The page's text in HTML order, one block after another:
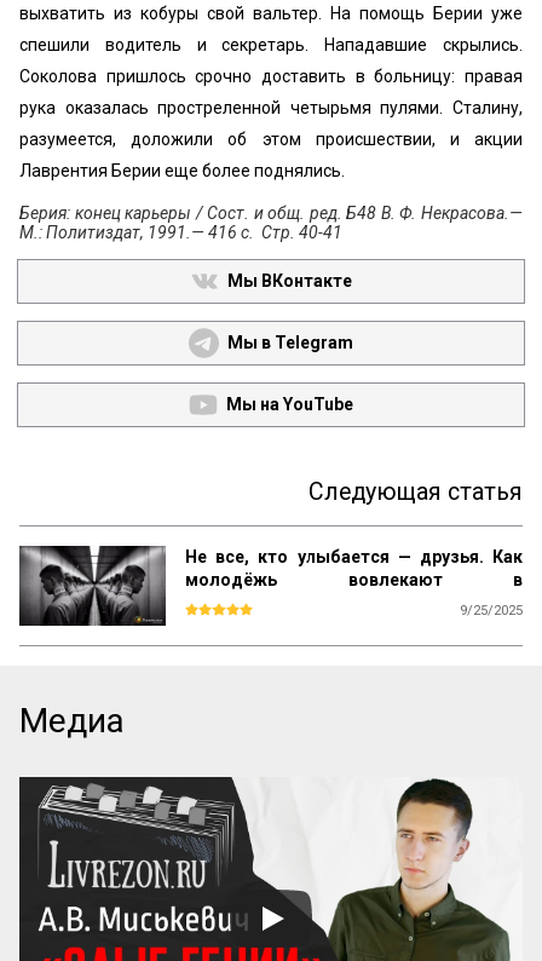
выхватить из кобуры свой вальтер. На помощь Берии уже
спешили водитель и секретарь. Нападавшие скрылись.
Соколова пришлось срочно доставить в больницу: правая
рука оказалась простреленной четырьмя пулями. Сталину,
разумеется, доложили об этом происшествии, и акции
Лаврентия Берии еще более поднялись.
Берия: конец карьеры / Сост. и общ. ред. Б48 В. Ф. Некрасова.—
М.: Политиздат, 1991.— 416 с. Стр. 40-41
Мы ВКонтакте
Мы в Telegram
Мы на YouTube
Следующая статья
Не все, кто улыбается — друзья. Как
молодёжь вовлекают в
деструктивные сообщества
9/25/2025
стоит думать, что туда попадают только
«странные» или «сумасшедшие». Такие
группы действуют по универсальным
схемам, и зацепить они могут любого.
Как понять, что вы или ваш друг
оказались в опасном сообществе? Меня
зовут Захар Федин, я пишу книгу про
молодежную деградацию. В частности,
уже больше года изуча...
Медиа